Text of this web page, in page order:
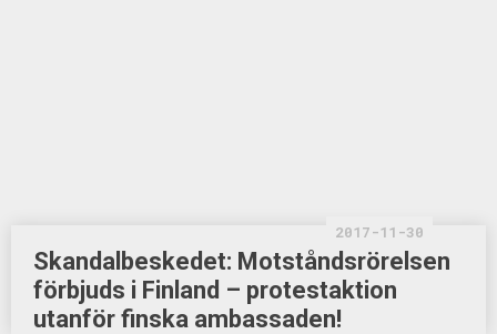
2017-11-30
Skandalbeskedet: Motståndsrörelsen
förbjuds i Finland – protestaktion
utanför finska ambassaden!